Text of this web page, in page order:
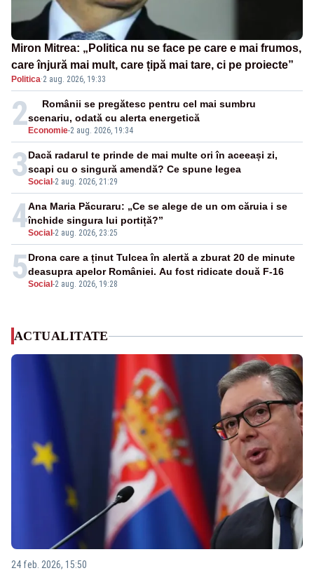
Miron Mitrea: „Politica nu se face pe care e mai frumos,
care înjură mai mult, care țipă mai tare, ci pe proiecte”
Politica·2 aug. 2026, 19:33
2 Economie-2 aug. 2026, 19:34
Românii se pregătesc pentru cel mai sumbru
scenariu, odată cu alerta energetică
3Social -2 aug. 2026, 21:29
Dacă radarul te prinde de mai multe ori în aceeași zi,
scapi cu o singură amendă? Ce spune legea
4Social -2 aug. 2026, 23:25
Ana Maria Păcuraru: „Ce se alege de un om căruia i se
închide singura lui portiță?”
5Social -2 aug. 2026, 19:28
Drona care a ținut Tulcea în alertă a zburat 20 de minute
deasupra apelor României. Au fost ridicate două F-16
ACTUALITATE
24 feb. 2026, 15:50